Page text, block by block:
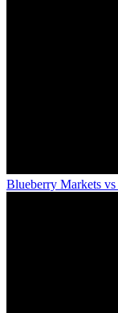
Blueberry Markets vs